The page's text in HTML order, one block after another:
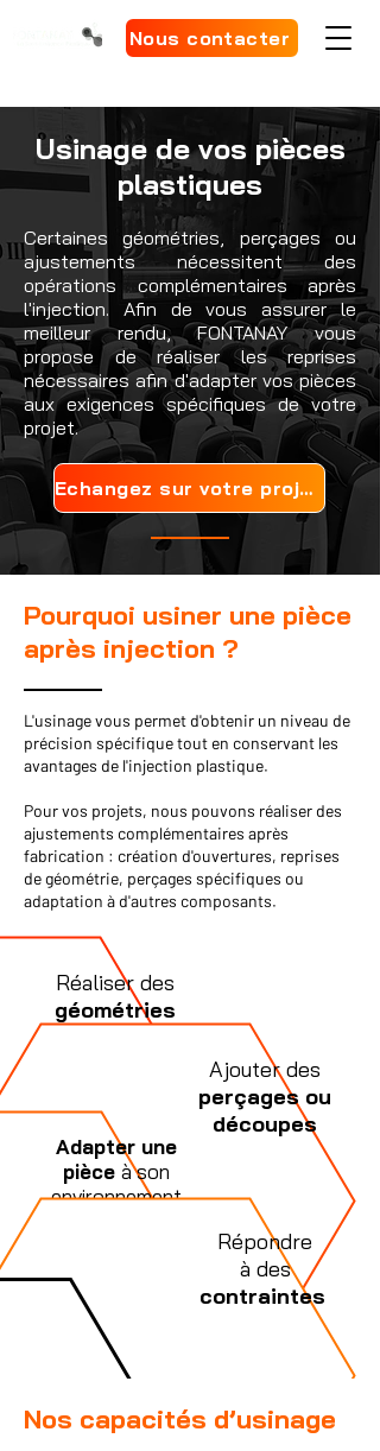
Nous contacter
Usinage de vos pièces
plastiques
Certaines géométries, perçages ou
ajustements nécessitent des
opérations complémentaires après
l'injection. Afin de vous assurer le
meilleur rendu, FONTANAY vous
propose de réaliser les reprises
nécessaires afin d'adapter vos pièces
aux exigences spécifiques de votre
projet.
Echangez sur votre projet
Pourquoi usiner une pièce
après injection ?
L'usinage vous permet d'obtenir un niveau de
précision spécifique tout en conservant les
avantages de l'injection plastique.
Pour vos projets, nous pouvons réaliser des
ajustements complémentaires après
fabrication : création d'ouvertures, reprises
de géométrie, perçages spécifiques ou
adaptation à d'autres composants.
Réaliser des
géométries
Ajouter des
perçages ou
découpes
Adapter une
pièce à son
environnement
Répondre
à des
contraintes
Nos capacités d’usinage